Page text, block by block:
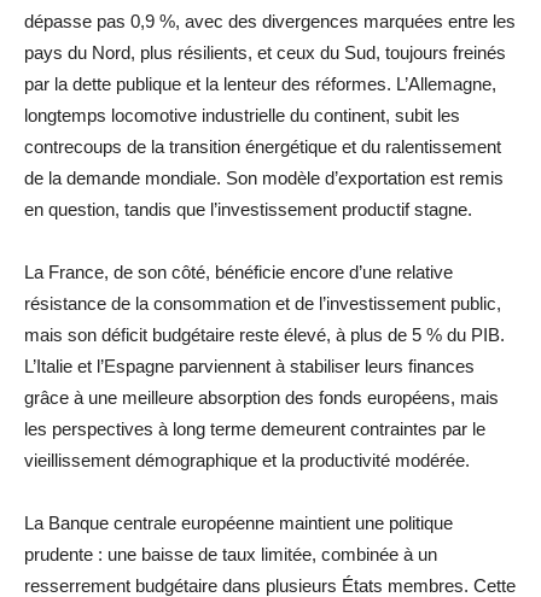
dépasse pas 0,9 %, avec des divergences marquées entre les
pays du Nord, plus résilients, et ceux du Sud, toujours freinés
par la dette publique et la lenteur des réformes. L’Allemagne,
longtemps locomotive industrielle du continent, subit les
contrecoups de la transition énergétique et du ralentissement
de la demande mondiale. Son modèle d’exportation est remis
en question, tandis que l’investissement productif stagne.
La France, de son côté, bénéficie encore d’une relative
résistance de la consommation et de l’investissement public,
mais son déficit budgétaire reste élevé, à plus de 5 % du PIB.
L’Italie et l’Espagne parviennent à stabiliser leurs finances
grâce à une meilleure absorption des fonds européens, mais
les perspectives à long terme demeurent contraintes par le
vieillissement démographique et la productivité modérée.
La Banque centrale européenne maintient une politique
prudente : une baisse de taux limitée, combinée à un
resserrement budgétaire dans plusieurs États membres. Cette